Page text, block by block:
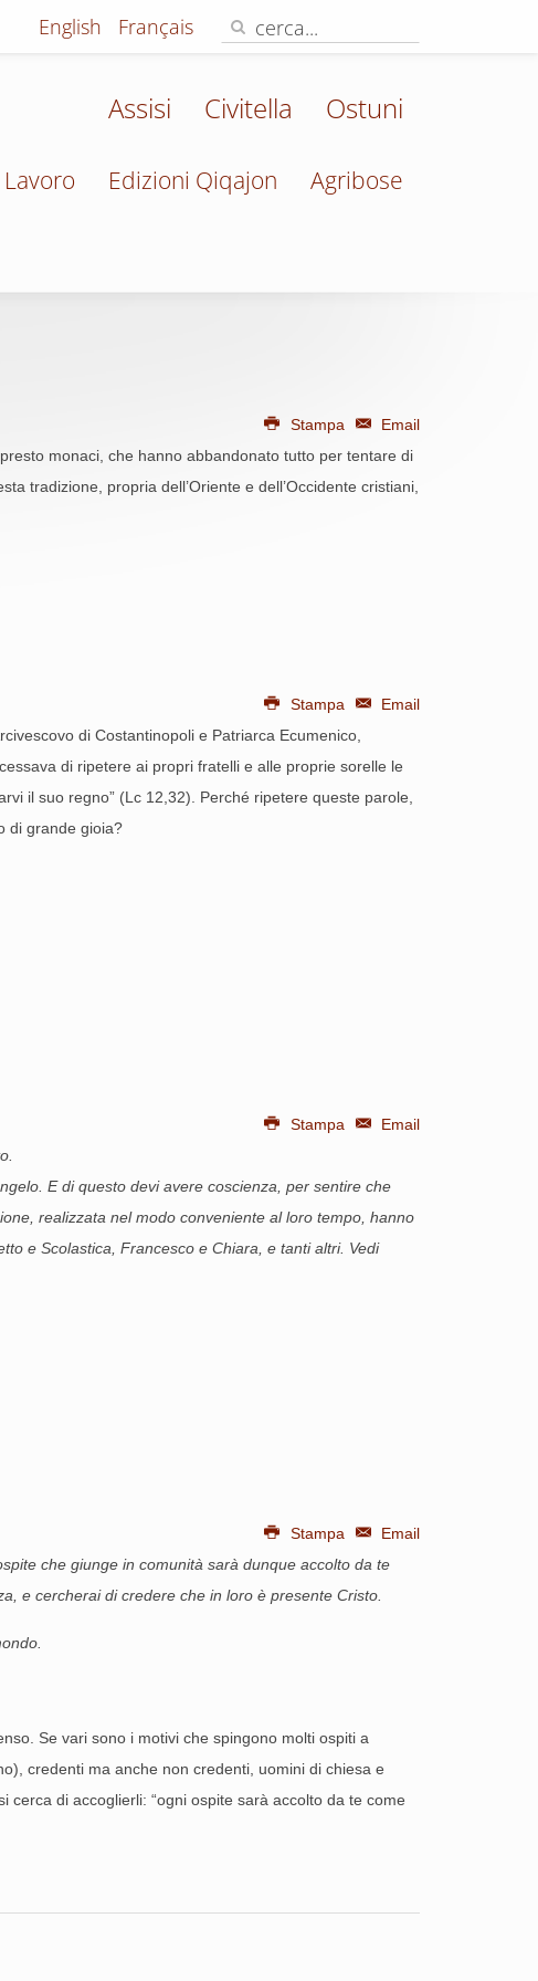
English Français
Assisi Civitella Ostuni
Lavoro Edizioni Qiqajon Agribose
Stampa
Email
monaci, che hanno abbandonato tutto per tentare di
tradizione, propria dell’Oriente e dell’Occidente cristiani,
Stampa
Email
di Costantinopoli e Patriarca Ecumenico,
di ripetere ai propri fratelli e alle proprie sorelle le
il suo regno” (Lc 12,32). Perché ripetere queste parole,
di grande gioia?
Stampa
Email
E di questo devi avere coscienza, per sentire che
realizzata nel modo conveniente al loro tempo, hanno
e Scolastica, Francesco e Chiara, e tanti altri. Vedi
Stampa
Email
che giunge in comunità sarà dunque accolto da te
e cercherai di credere che in loro è presente Cristo.
Se vari sono i motivi che spingono molti ospiti a
credenti ma anche non credenti, uomini di chiesa e
cerca di accoglierli: “ogni ospite sarà accolto da te come